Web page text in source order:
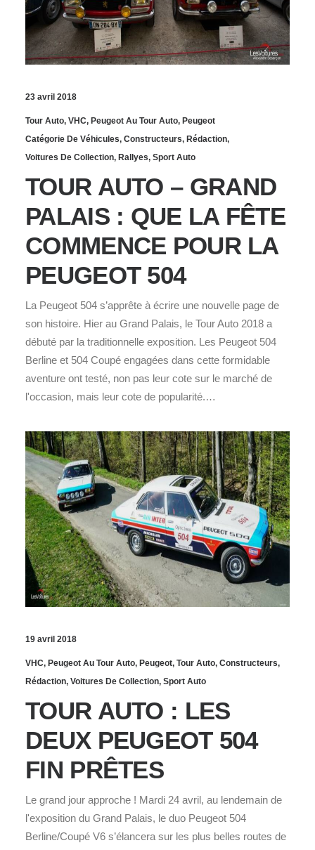
23 avril 2018
Tour Auto, VHC, Peugeot Au Tour Auto, Peugeot
Catégorie De Véhicules, Constructeurs, Rédaction,
Voitures De Collection, Rallyes, Sport Auto
TOUR AUTO – GRAND
PALAIS : QUE LA FÊTE
COMMENCE POUR LA
PEUGEOT 504
La Peugeot 504 s’apprête à écrire une nouvelle page de
son histoire. Hier au Grand Palais, le Tour Auto 2018 a
débuté par la traditionnelle exposition. Les Peugeot 504
Berline et 504 Coupé engagées dans cette formidable
aventure ont testé, non pas leur cote sur le marché de
l'occasion, mais leur cote de popularité.…
19 avril 2018
VHC, Peugeot Au Tour Auto, Peugeot, Tour Auto, Constructeurs,
Rédaction, Voitures De Collection, Sport Auto
TOUR AUTO : LES
DEUX PEUGEOT 504
FIN PRÊTES
Le grand jour approche ! Mardi 24 avril, au lendemain de
l'exposition du Grand Palais, le duo Peugeot 504
Berline/Coupé V6 s’élancera sur les plus belles routes de